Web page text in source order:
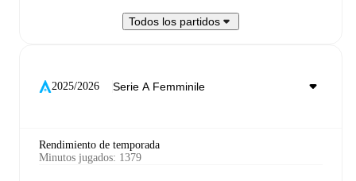
Todos los partidos
2025/2026
Rendimiento de temporada
Minutos jugados: 1379